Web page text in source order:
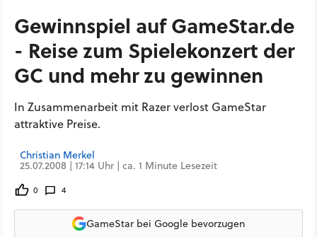
Gewinnspiel auf GameStar.de
- Reise zum Spielekonzert der
GC und mehr zu gewinnen
In Zusammenarbeit mit Razer verlost GameStar
attraktive Preise.
Christian Merkel
25.07.2008 | 17:14 Uhr | ca. 1 Minute Lesezeit
0 4
GameStar bei Google bevorzugen